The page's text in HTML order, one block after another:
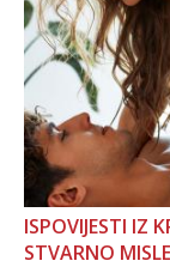
ISPOVIJESTI IZ
STVARNO